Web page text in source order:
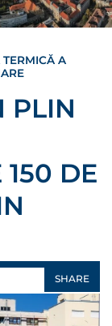
A
PLIN
150 DE
SHARE